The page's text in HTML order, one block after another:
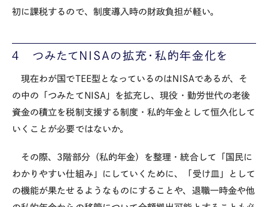
初に課税するので、制度導入時の財政負担が軽い。
４ つみたて NISA の拡充・私的年金化を
現在わが国でTEE型となっているのは NISAであるが、そ
の中の「つみたて NISA 」を拡充し、現役・勤労世代の老後
資金の積立を税制支援する制度・私的年金として恒久化して
いくことが必要ではないか。
その際、 3 階部分（私的年金）を整理・統合して「国民に
わかりやすい仕組み」にしていくために、「受け皿」として
の機能が果たせるようなものにすることや、退職一時金や他